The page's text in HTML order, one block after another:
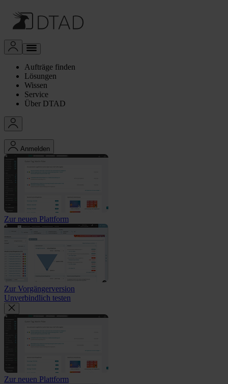
Aufträge finden
Lösungen
Wissen
Service
Über DTAD
Anmelden
Zur neuen Plattform
Zur Vorgängerversion
Unverbindlich testen
Zur neuen Plattform